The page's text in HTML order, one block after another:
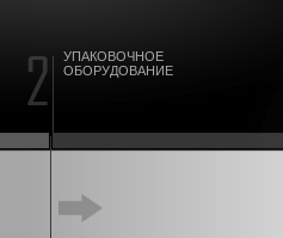
УПАКОВОЧНОЕ
ОБОРУДОВАНИЕ